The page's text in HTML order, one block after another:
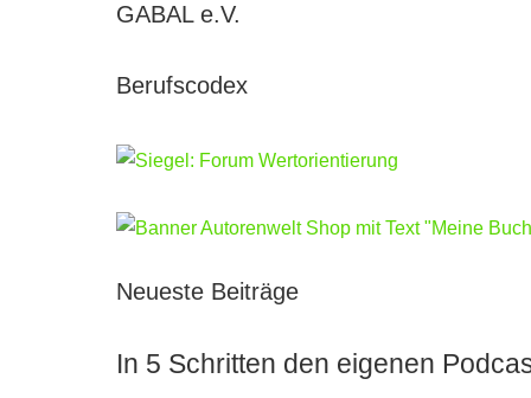
GABAL e.V.
Berufscodex
Neueste Beiträge
In 5 Schritten den eigenen